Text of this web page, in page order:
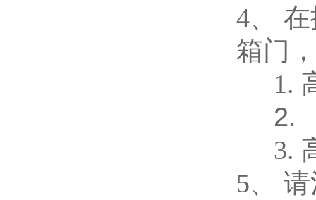
4、
箱门
1.
2.
3.
5、